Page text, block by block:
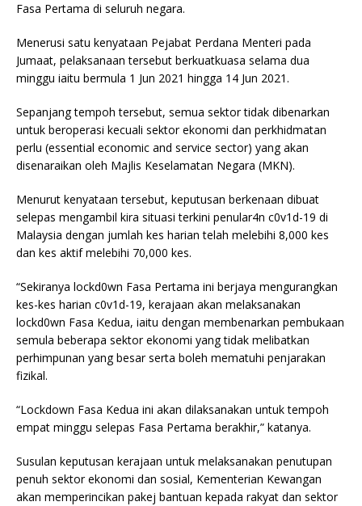
Fasa Pertama di seluruh negara.
Menerusi satu kenyataan Pejabat Perdana Menteri pada
Jumaat, pelaksanaan tersebut berkuatkuasa selama dua
minggu iaitu bermula 1 Jun 2021 hingga 14 Jun 2021.
Sepanjang tempoh tersebut, semua sektor tidak dibenarkan
untuk beroperasi kecuali sektor ekonomi dan perkhidmatan
perlu (essential economic and service sector) yang akan
disenaraikan oleh Majlis Keselamatan Negara (MKN).
Menurut kenyataan tersebut, keputusan berkenaan dibuat
selepas mengambil kira situasi terkini penular4n c0v1d-19 di
Malaysia dengan jumlah kes harian telah melebihi 8,000 kes
dan kes aktif melebihi 70,000 kes.
“Sekiranya lockd0wn Fasa Pertama ini berjaya mengurangkan
kes-kes harian c0v1d-19, kerajaan akan melaksanakan
lockd0wn Fasa Kedua, iaitu dengan membenarkan pembukaan
semula beberapa sektor ekonomi yang tidak melibatkan
perhimpunan yang besar serta boleh mematuhi penjarakan
fizikal.
“Lockdown Fasa Kedua ini akan dilaksanakan untuk tempoh
empat minggu selepas Fasa Pertama berakhir,” katanya.
Susulan keputusan kerajaan untuk melaksanakan penutupan
penuh sektor ekonomi dan sosial, Kementerian Kewangan
akan memperincikan pakej bantuan kepada rakyat dan sektor